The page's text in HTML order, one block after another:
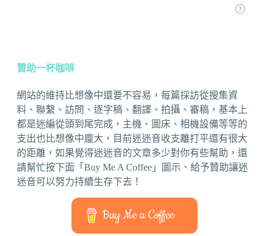
贊助一杯咖啡
網站的維持比想像中還要不容易，每篇採訪從搜集資
料、聯繫、訪問、逐字稿、翻譯、拍攝、審稿，基本上
都是迷編從頭到尾完成，主機、圖床、相機設備等等的
支出也比想像中龐大，目前迷迷音收支離打平還有很大
的距離，如果覺得迷迷音的文章多少對你有些幫助，還
請幫忙按下面「Buy Me A Coffee」圖示、給予贊助讓迷
迷音可以努力持續生存下去！
Buy Me a Coffee